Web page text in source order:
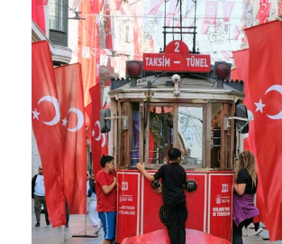
MH_漫遊馬來票價限時優惠
精選行程